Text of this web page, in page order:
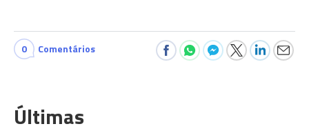
0 Comentários
Últimas